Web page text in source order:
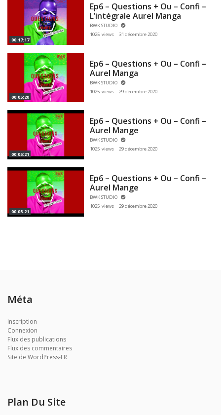
00:17:17
Ep6 – Questions + Ou – Confi –
L’intégrale Aurel Manga
BWK STUDIO
1025 views
31 décembre 2020
00:05:20
Ep6 – Questions + Ou – Confi –
Aurel Manga
BWK STUDIO
1025 views
29 décembre 2020
00:05:21
Ep6 – Questions + Ou – Confi –
Aurel Mange
BWK STUDIO
1025 views
29 décembre 2020
00:05:21
Ep6 – Questions + Ou – Confi –
Aurel Mange
BWK STUDIO
1025 views
29 décembre 2020
Méta
Inscription
Connexion
Flux des publications
Flux des commentaires
Site de WordPress-FR
Plan Du Site